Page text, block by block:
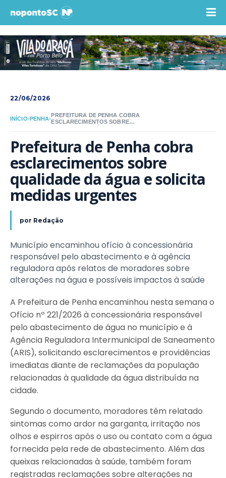
22/06/2026
INÍCIO›PENHA›
PREFEITURA DE PENHA COBRA
ESCLARECIMENTOS SOBRE
Prefeitura de Penha cobra
esclarecimentos sobre
qualidade da água e solicita
medidas urgentes
por Redação
Município encaminhou ofício à concessionária
responsável pelo abastecimento e à agência
reguladora após relatos de moradores sobre
alterações na água e possíveis impactos à saúde
A Prefeitura de Penha encaminhou nesta semana o
Ofício nº 221/2026 à concessionária responsável
pelo abastecimento de água no município e à
Agência Reguladora Intermunicipal de Saneamento
(ARIS), solicitando esclarecimentos e providências
imediatas diante de reclamações da população
relacionadas à qualidade da água distribuída na
cidade.
Segundo o documento, moradores têm relatado
sintomas como ardor na garganta, irritação nos
olhos e espirros após o uso ou contato com a água
fornecida pela rede de abastecimento. Além das
queixas relacionadas à saúde, também foram
registradas reclamações sobre alterações na